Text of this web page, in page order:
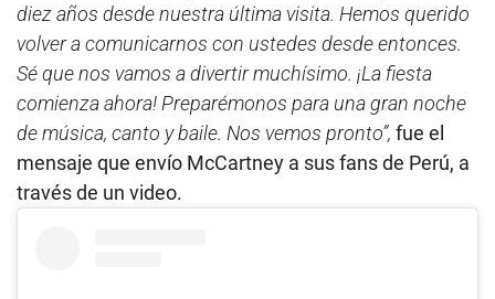
diez años desde nuestra última visita. Hemos querido
volver a comunicarnos con ustedes desde entonces.
Sé que nos vamos a divertir muchísimo. ¡La fiesta
comienza ahora! Preparémonos para una gran noche
de música, canto y baile. Nos vemos pronto”, fue el
mensaje que envío McCartney a sus fans de Perú, a
través de un video.